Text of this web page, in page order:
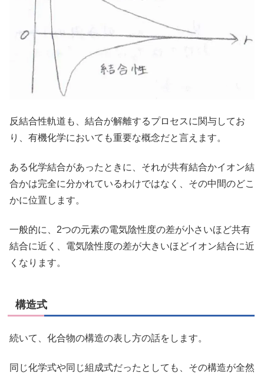
反結合性軌道も、結合が解離するプロセスに関与してお
り、有機化学においても重要な概念だと言えます。
ある化学結合があったときに、それが共有結合かイオン結
合かは完全に分かれているわけではなく、その中間のどこ
かに位置します。
一般的に、2つの元素の電気陰性度の差が小さいほど共有
結合に近く、電気陰性度の差が大きいほどイオン結合に近
くなります。
構造式
続いて、化合物の構造の表し方の話をします。
同じ化学式や同じ組成式だったとしても、その構造が全然